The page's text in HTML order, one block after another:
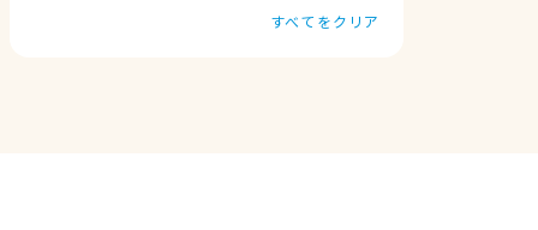
すべてをクリア